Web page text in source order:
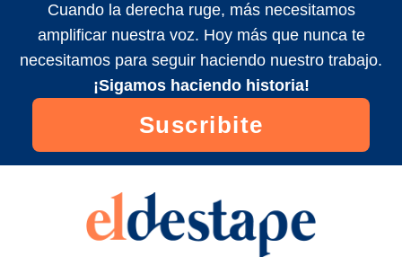
Cuando la derecha ruge, más necesitamos
amplificar nuestra voz. Hoy más que nunca te
necesitamos para seguir haciendo nuestro trabajo.
¡Sigamos haciendo historia!
Suscribite